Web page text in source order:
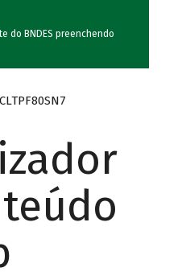
do BNDES preenchendo